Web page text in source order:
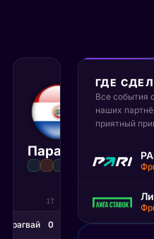
Парагвай
5
1Т
Парагвай 0 0
ГДЕ
Все события
наших
приятный